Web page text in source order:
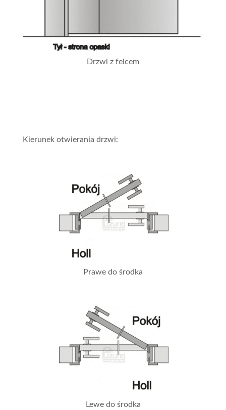
Drzwi z felcem
Kierunek otwierania drzwi:
Prawe do środka
Lewe do środka